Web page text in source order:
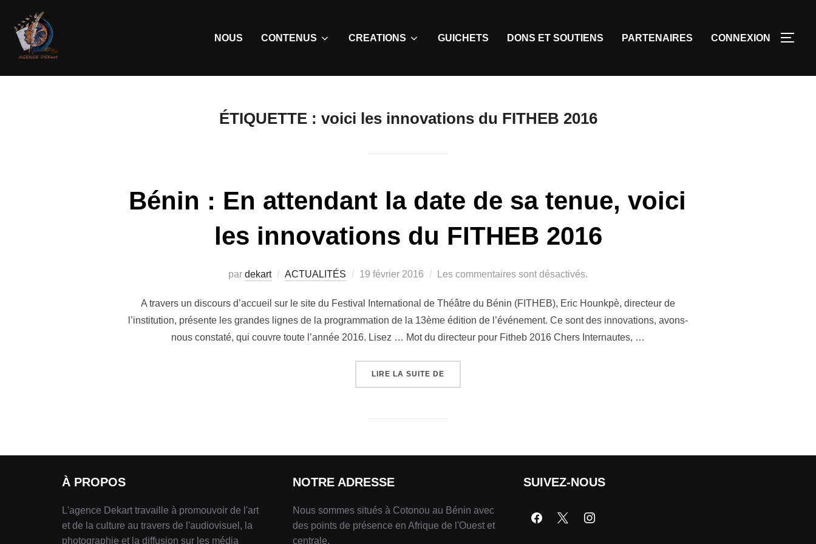
NOUS CONTENUS CREATIONS GUICHETS DONS ET SOUTIENS PARTENAIRES CONNEXION
ÉTIQUETTE : voici les innovations du FITHEB 2016
Bénin : En attendant la date de sa tenue, voici
les innovations du FITHEB 2016
par dekart ACTUALITÉS 19 février 2016 Les commentaires sont désactivés.
A travers un discours d’accueil sur le site du Festival International de Théâtre du Bénin (FITHEB), Eric Hounkpè, directeur de
l’institution, présente les grandes lignes de la programmation de la 13ème édition de l’événement. Ce sont des innovations, avons-
nous constaté, qui couvre toute l’année 2016. Lisez … Mot du directeur pour Fitheb 2016 Chers Internautes, …
LIRE LA SUITE DE
À PROPOS
L'agence Dekart travaille à promouvoir de l'art
et de la culture au travers de l'audiovisuel, la
photographie et la diffusion sur les média
NOTRE ADRESSE
Nous sommes situés à Cotonou au Bénin avec
des points de présence en Afrique de l'Ouest et
centrale.
SUIVEZ-NOUS